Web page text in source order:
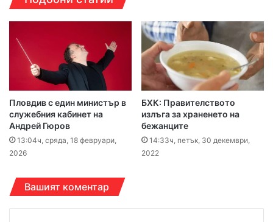
Пловдив с един министър в
служебния кабинет на
Андрей Гюров
13:04ч, сряда, 18 февруари,
2026
БХК: Правителството
излъга за храненето на
бежанците
14:33ч, петък, 30 декември,
2022
Вашият коментар